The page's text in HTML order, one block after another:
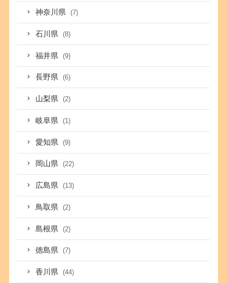
神奈川県 (7)
石川県 (8)
福井県 (9)
長野県 (6)
山梨県 (2)
岐阜県 (1)
愛知県 (9)
岡山県 (22)
広島県 (13)
鳥取県 (2)
島根県 (2)
徳島県 (7)
香川県 (44)